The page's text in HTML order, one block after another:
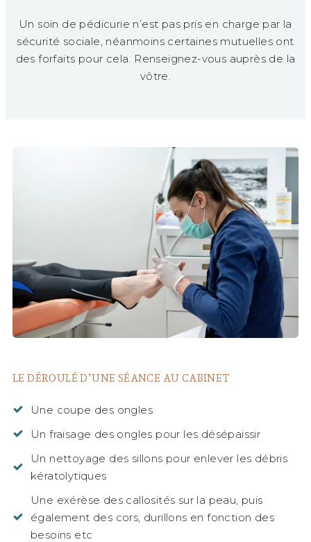
Un soin de pédicurie n’est pas pris en charge par la
sécurité sociale, néanmoins certaines mutuelles ont
des forfaits pour cela. Renseignez-vous auprès de la
vôtre.
LE DÉROULÉ D’UNE SÉANCE AU CABINET
Une coupe des ongles
Un fraisage des ongles pour les désépaissir
Un nettoyage des sillons pour enlever les débris
kératolytiques
Une exérèse des callosités sur la peau, puis
également des cors, durillons en fonction des
besoins etc